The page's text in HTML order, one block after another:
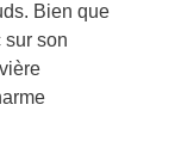
Bien que
sur son